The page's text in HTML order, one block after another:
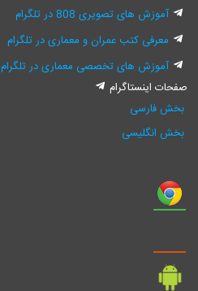
آموزش های تصویری 808 در تلگرام
معرفی کتب عمران و معماری در تلگرام
آموزش های تخصصی معماری در تلگرام
صفحات اینستاگرام
بخش فارسی
بخش انگلیسی